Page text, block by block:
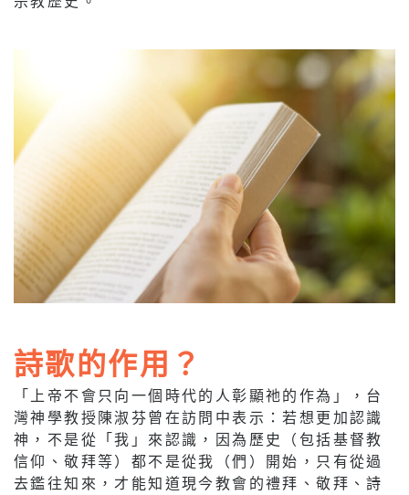
詩歌的作用？
「上帝不會只向一個時代的人彰顯祂的作為」，台
灣神學教授陳淑芬曾在訪問中表示：若想更加認識
神，不是從「我」來認識，因為歷史（包括基督教
信仰、敬拜等）都不是從我（們）開始，只有從過
去鑑往知來，才能知道現今教會的禮拜、敬拜、詩